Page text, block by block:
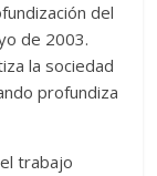
del
de 2003.
la sociedad
profundiza
trabajo